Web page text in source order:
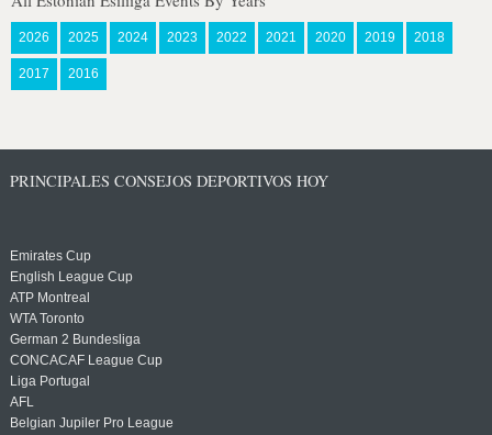
2026 2025 2024 2023 2022 2021 2020 2019 2018
2017 2016
PRINCIPALES CONSEJOS DEPORTIVOS HOY
Emirates Cup
English League Cup
ATP Montreal
WTA Toronto
German 2 Bundesliga
CONCACAF League Cup
Liga Portugal
AFL
Belgian Jupiler Pro League